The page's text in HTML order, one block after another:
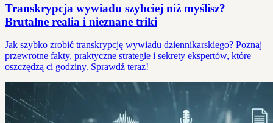
Transkrypcja wywiadu szybciej niż myślisz?
Brutalne realia i nieznane triki
Jak szybko zrobić transkrypcję wywiadu dziennikarskiego? Poznaj
przewrotne fakty, praktyczne strategie i sekrety ekspertów, które
oszczędzą ci godziny. Sprawdź teraz!